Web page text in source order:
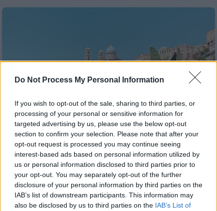
Do Not Process My Personal Information
If you wish to opt-out of the sale, sharing to third parties, or
processing of your personal or sensitive information for
targeted advertising by us, please use the below opt-out
section to confirm your selection. Please note that after your
opt-out request is processed you may continue seeing
interest-based ads based on personal information utilized by
us or personal information disclosed to third parties prior to
your opt-out. You may separately opt-out of the further
disclosure of your personal information by third parties on the
IAB’s list of downstream participants. This information may
also be disclosed by us to third parties on the IAB’s List of
Food & Drink|21.05.2025 11:00
Pastry festival - 200 χρόνια Ερμούπολη,
200 χρόνια ζαχαροπλαστικής
κληρονομιάς